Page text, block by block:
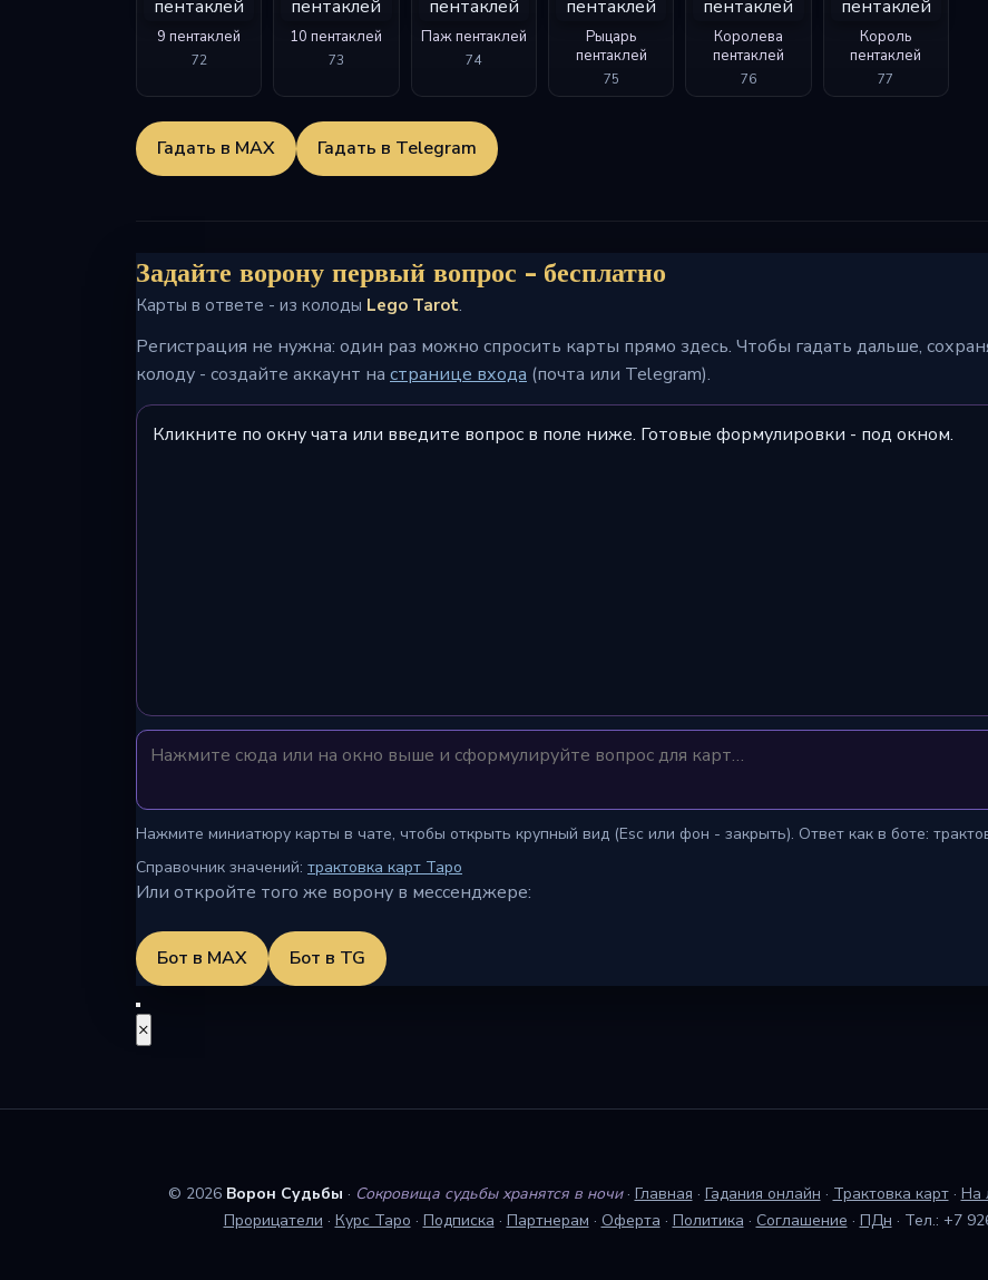
9 пентаклей
72
10 пентаклей
73
Паж пентаклей
74
Рыцарь
пентаклей
75
Королева
пентаклей
76
Король
пентаклей
77
Гадать в MAX Гадать в Telegram
Задайте ворону первый вопрос - бесплатно
Карты в ответе - из колоды Lego Tarot.
Регистрация не нужна: один раз можно спросить карты прямо здесь. Чтобы гадать дальше,
колоду - создайте аккаунт на странице входа (почта или Telegram).
Кликните по окну чата или введите вопрос в поле ниже. Готовые формулировки - под окном.
Нажмите миниатюру карты в чате, чтобы открыть крупный вид (Esc или фон - закрыть). Ответ как в боте:
Справочник значений: трактовка карт Таро
Или откройте того же ворону в мессенджере:
Бот в MAX Бот в TG
×
© 2026 Ворон Судьбы · Сокровища судьбы хранятся в ночи· Главная · Гадания онлайн · Трактовка карт· На
Прорицатели · Курс Таро · Подписка · Партнерам · Оферта · Политика · Соглашение · ПДн · Тел.: +7